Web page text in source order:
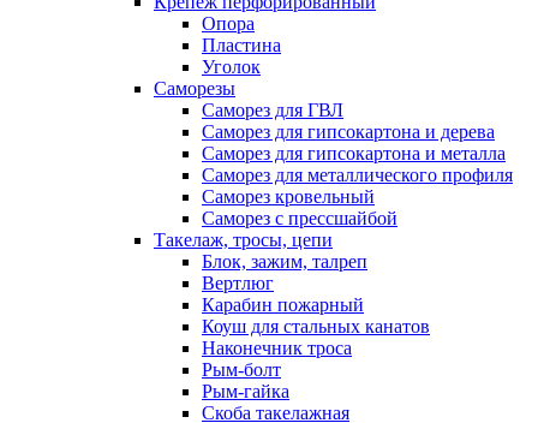
Опора
Пластина
Уголок
Саморезы
Саморез для ГВЛ
Саморез для гипсокартона и дерева
Саморез для гипсокартона и металла
Саморез для металлического профиля
Саморез кровельный
Саморез с прессшайбой
Такелаж, тросы, цепи
Блок, зажим, талреп
Вертлюг
Карабин пожарный
Коуш для стальных канатов
Наконечник троса
Рым-болт
Рым-гайка
Скоба такелажная